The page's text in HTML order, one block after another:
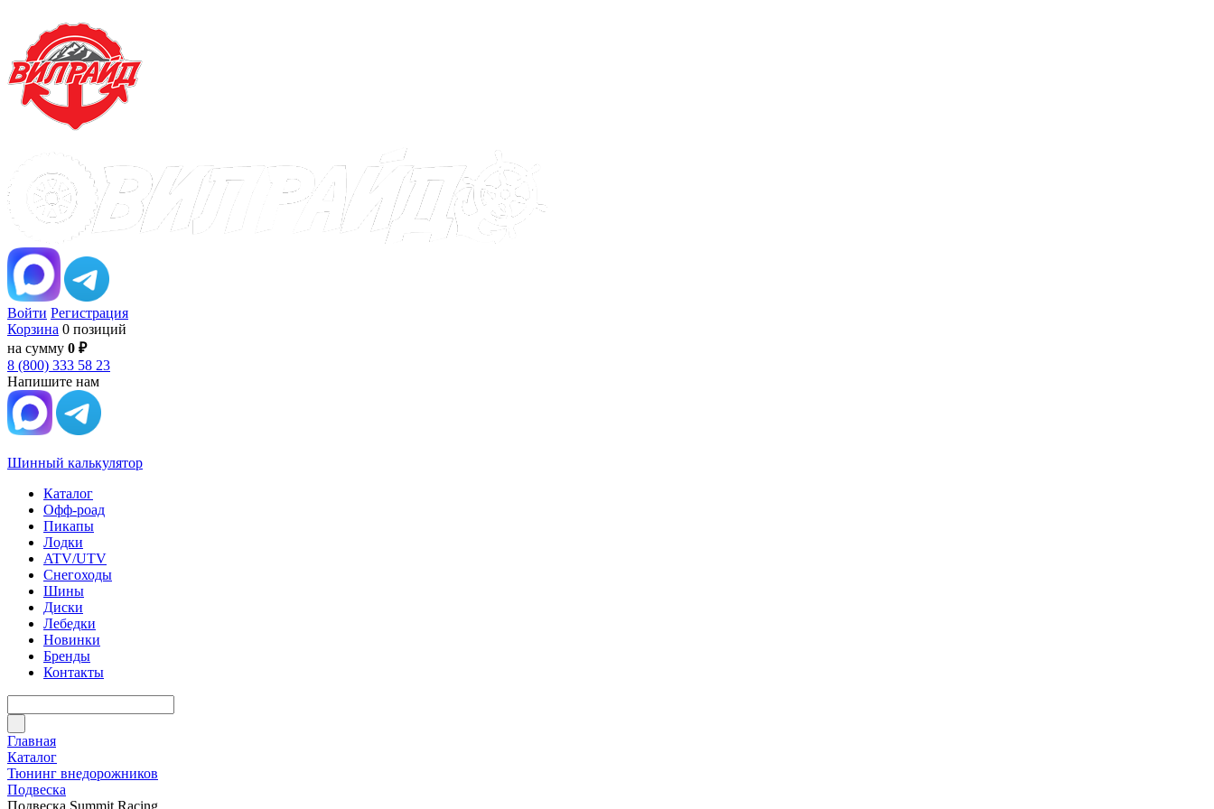
Войти Регистрация
Корзина 0 позиций
на сумму 0 ₽
8 (800) 333 58 23
Напишите нам
Шинный калькулятор
Каталог
Офф-роад
Пикапы
Лодки
ATV/UTV
Снегоходы
Шины
Диски
Лебедки
Новинки
Бренды
Контакты
Главная
Каталог
Тюнинг внедорожников
Подвеска
Подвеска Summit Racing